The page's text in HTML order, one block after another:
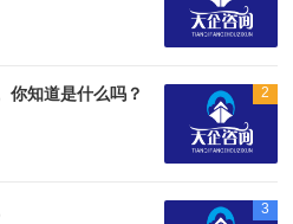
2
你知道是什么吗？
3